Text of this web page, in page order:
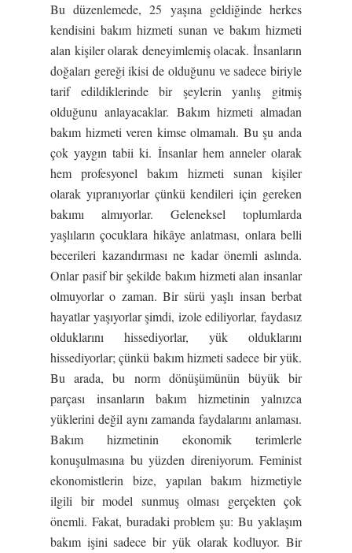
Bu düzenlemede, 25 yaşına geldiğinde herkes
kendisini bakım hizmeti sunan ve bakım hizmeti
alan kişiler olarak deneyimlemiş olacak. İnsanların
doğaları gereği ikisi de olduğunu ve sadece biriyle
tarif edildiklerinde bir şeylerin yanlış gitmiş
olduğunu anlayacaklar. Bakım hizmeti almadan
bakım hizmeti veren kimse olmamalı. Bu şu anda
çok yaygın tabii ki. İnsanlar hem anneler olarak
hem profesyonel bakım hizmeti sunan kişiler
olarak yıpranıyorlar çünkü kendileri için gereken
bakımı almıyorlar. Geleneksel toplumlarda
yaşlıların çocuklara hikâye anlatması, onlara belli
becerileri kazandırması ne kadar önemli aslında.
Onlar pasif bir şekilde bakım hizmeti alan insanlar
olmuyorlar o zaman. Bir sürü yaşlı insan berbat
hayatlar yaşıyorlar şimdi, izole ediliyorlar, faydasız
olduklarını hissediyorlar, yük olduklarını
hissediyorlar; çünkü bakım hizmeti sadece bir yük.
Bu arada, bu norm dönüşümünün büyük bir
parçası insanların bakım hizmetinin yalnızca
yüklerini değil aynı zamanda faydalarını anlaması.
Bakım hizmetinin ekonomik terimlerle
konuşulmasına bu yüzden direniyorum. Feminist
ekonomistlerin bize, yapılan bakım hizmetiyle
ilgili bir model sunmuş olması gerçekten çok
önemli. Fakat, buradaki problem şu: Bu yaklaşım
bakım işini sadece bir yük olarak kodluyor. Bir